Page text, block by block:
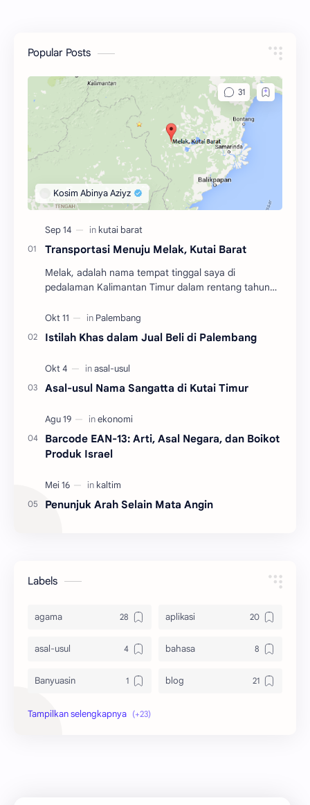
Popular Posts
Transportasi Menuju Melak, Kutai Barat
Melak, adalah nama tempat tinggal saya di
pedalaman Kalimantan Timur dalam rentang tahun
kecamatan y…
Istilah Khas dalam Jual Beli di Palembang
Asal-usul Nama Sangatta di Kutai Timur
Barcode EAN-13: Arti, Asal Negara, dan Boikot
Produk Israel
Penunjuk Arah Selain Mata Angin
Labels
agama aplikasi
asal-usul bahasa
Banyuasin blog
bola